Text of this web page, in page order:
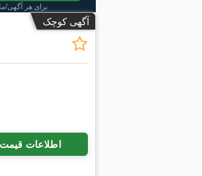
*برای هر آگهی/
آگهی کوچک
اطلاعات قیمت